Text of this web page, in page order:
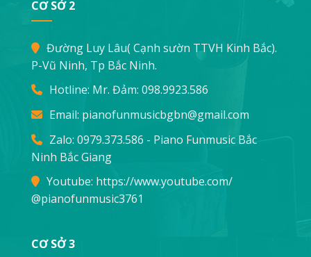
CƠ SỞ 2
Đường Luy Lâu( Cạnh sườn TTVH Kinh Bắc).
P-Vũ Ninh, Tp Bắc Ninh.
Hotline: Mr. Đảm: 098.9923.586
Email: pianofunmusicbgbn@gmail.com
Zalo: 0979.373.586 - Piano Funmusic Bắc
Ninh Bắc Giang
Youtube: https://www.youtube.com/
@pianofunmusic3761
CƠ SỞ 3